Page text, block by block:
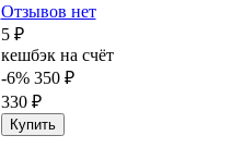
Отзывов нет
5 ₽
кешбэк на счёт
-6% 350 ₽
330 ₽
Купить